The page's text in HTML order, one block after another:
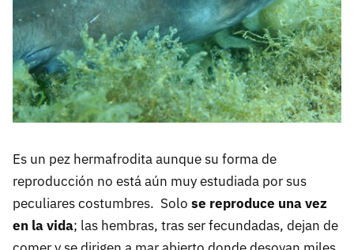
Es un pez hermafrodita aunque su forma de
reproducción no está aún muy estudiada por sus
peculiares costumbres. Solo se reproduce una vez
en la vida; las hembras, tras ser fecundadas, dejan de